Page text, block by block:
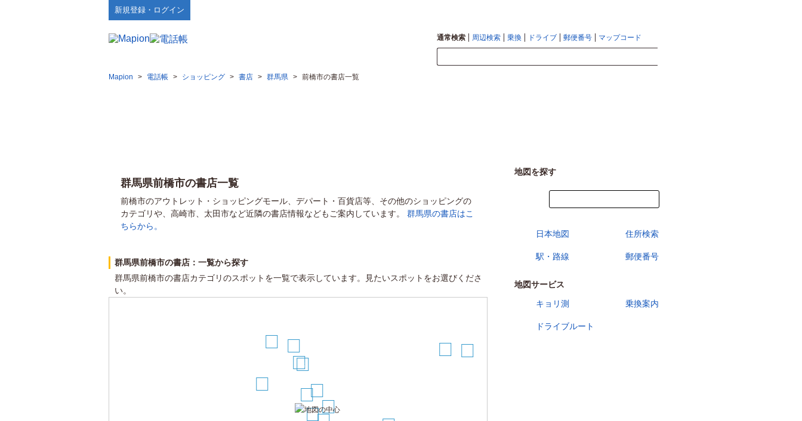
新規登録・ログイン
通常検索 周辺検索 乗換 ドライブ 郵便番号 マップコード
Mapion > 電話帳 > ショッピング > 書店 > 群馬県 > 前橋市の書店一覧
群馬県前橋市の書店一覧
前橋市のアウトレット・ショッピングモール、デパート・百貨店等、その他のショッピングの
カテゴリや、高崎市、太田市など近隣の書店情報などもご案内しています。 群馬県の書店はこ
ちらから。
群馬県前橋市の書店：一覧から探す
群馬県前橋市の書店カテゴリのスポットを一覧で表示しています。見たいスポットをお選びくださ
い。
3
4
6
地図を探す
日本地図 住所検索
駅・路線 郵便番号
地図サービス
キョリ測
乗換案内
ドライブルート